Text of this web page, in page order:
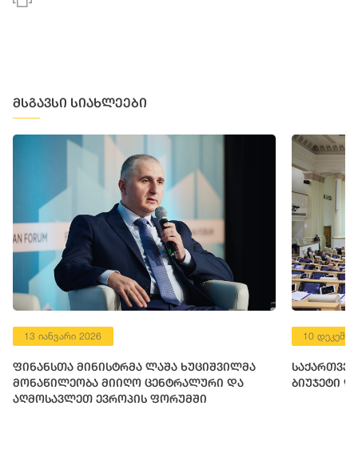
მსგავსი სიახლეები
13 იანვარი 2026
ფინანსთა მინისტრმა ლაშა ხუციშვილმა
მონაწილეობა მიიღო ცენტრალური და
აღმოსავლეთ ევროპის ფორუმში
10
ბიუჯეტი